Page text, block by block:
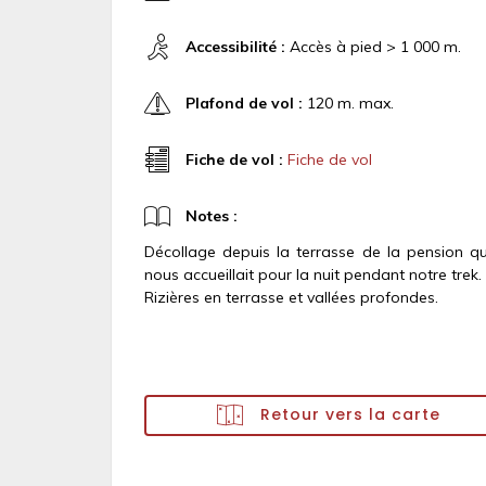
Accessibilité : Accès à pied > 1 000 m.
Plafond de vol : 120 m. max.
Fiche de vol : Fiche de vol
Notes :
Décollage depuis la terrasse de la pension
nous accueillait pour la nuit pendant notre trek.
Rizières en terrasse et vallées profondes.
Retour vers la carte